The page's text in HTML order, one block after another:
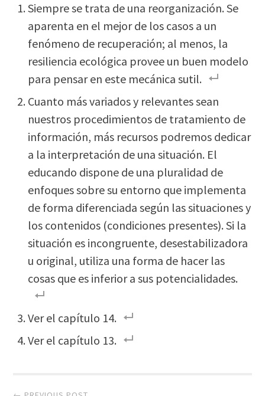
Siempre se trata de una reorganización. Se
aparenta en el mejor de los casos a un
fenómeno de recuperación; al menos, la
resiliencia ecológica provee un buen modelo
para pensar en este mecánica sutil.
Cuanto más variados y relevantes sean
nuestros procedimientos de tratamiento de
información, más recursos podremos dedicar
a la interpretación de una situación. El
educando dispone de una pluralidad de
enfoques sobre su entorno que implementa
de forma diferenciada según las situaciones y
los contenidos (condiciones presentes). Si la
situación es incongruente, desestabilizadora
u original, utiliza una forma de hacer las
cosas que es inferior a sus potencialidades.
Ver el capítulo 14.
Ver el capítulo 13.